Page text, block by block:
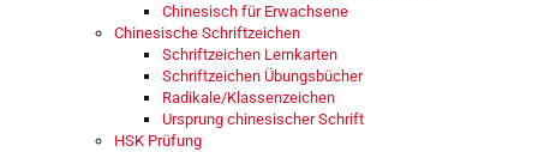
Chinesisch für Erwachsene
Chinesische Schriftzeichen
Schriftzeichen Lernkarten
Schriftzeichen Übungsbücher
Radikale/Klassenzeichen
Ursprung chinesischer Schrift
HSK Prüfung